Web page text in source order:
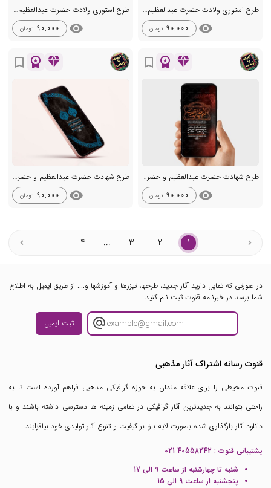
طرح استوری ولادت حضرت عبدالعظیم حسنی ع
visibility
90,000 تومان
طرح استوری ولادت حضرت عبدالعظیم حسنی ع
visibility
90,000 تومان
diamond
workspace_premium
bookmark_border
طرح شهادت حضرت عبدالعظیم و حضرت حمزه ع
visibility
90,000 تومان
diamond
workspace_premium
bookmark_border
طرح شهادت حضرت عبدالعظیم و حضرت حمزه ع
visibility
90,000 تومان
1
2
3
...
4
در صورتی که تمایل دارید آثار جدید، طرحها، تیزرها و آموزشها و.... از طریق ایمیل به اطلاع
شما برسد در خبرنامه قنوت ثبت نام کنید
ثبت ایمیل
قنوت رسانه اشتراک آثار مذهبی
قنوت محیطی را برای علاقه مندان به حوزه گرافیکی مذهبی فراهم آورده است تا به
راحتی بتوانند به جدیدترین آثار گرافیکی در تمامی زمینه ها دسترسی داشته باشند و با
دانلود آثار بارگذاری شده بصورت لایه باز، بر کیفیت و تنوع آثار تولیدی خود بیافزایند
پشتیبانی قنوت : 021 40558242
شنبه تا چهارشنبه از ساعت 9 الی 17
پنجشنبه از ساعت 9 الی 15